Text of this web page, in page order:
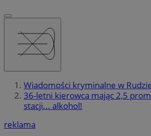
Wiadomości kryminalne w
36-letni kierowca mając 2,5
stacji... alkohol!
reklama